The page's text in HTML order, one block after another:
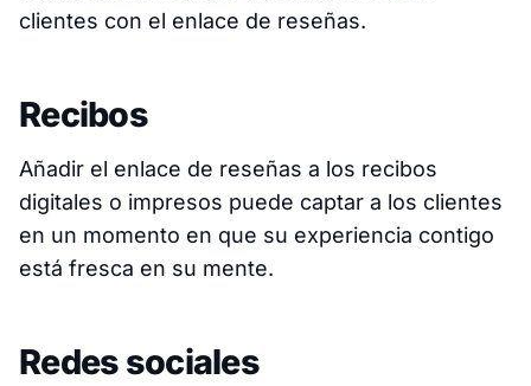
clientes con el enlace de reseñas.
Recibos
Añadir el enlace de reseñas a los recibos
digitales o impresos puede captar a los clientes
en un momento en que su experiencia contigo
está fresca en su mente.
Redes sociales